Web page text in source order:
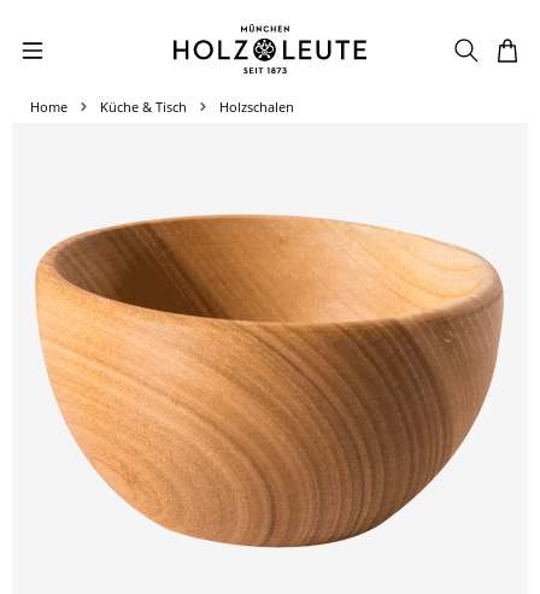
Zum Hauptinhalt springen
Home Küche & Tisch Holzschalen